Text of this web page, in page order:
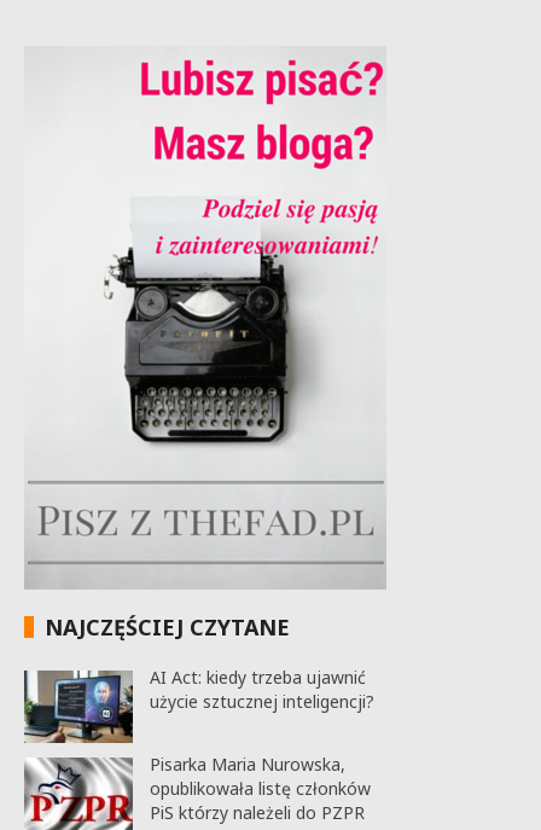
NAJCZĘŚCIEJ CZYTANE
AI Act: kiedy trzeba ujawnić
użycie sztucznej inteligencji?
Pisarka Maria Nurowska,
opublikowała listę członków
PiS którzy należeli do PZPR